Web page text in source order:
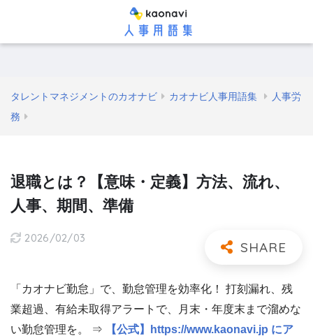
タレントマネジメントのカオナビ カオナビ人事用語集
人事労
務
退職とは？【意味・定義】方法、流れ、
人事、期間、準備
2026/02/03
「カオナビ勤怠」で、勤怠管理を効率化！ 打刻漏れ、残
業超過、有給未取得アラートで、月末・年度末まで溜めな
い勤怠管理を。 ⇒
【公式】https://www.kaonavi.jp にア